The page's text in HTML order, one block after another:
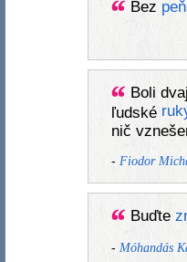
Bez
Boli
ľudské
nič
- Fiodor
Buďte
- Móhandás